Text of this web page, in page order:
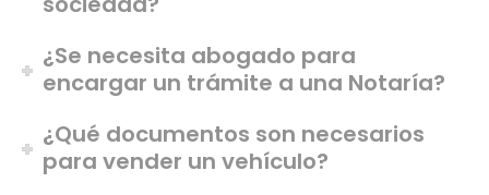
¿Se necesita abogado para
encargar un trámite a una Notaría?
¿Qué documentos son necesarios
para vender un vehículo?